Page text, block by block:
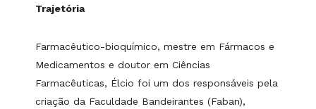
Trajetória
Farmacêutico-bioquímico, mestre em Fármacos e
Medicamentos e doutor em Ciências
Farmacêuticas, Élcio foi um dos responsáveis pela
criação da Faculdade Bandeirantes (Faban),